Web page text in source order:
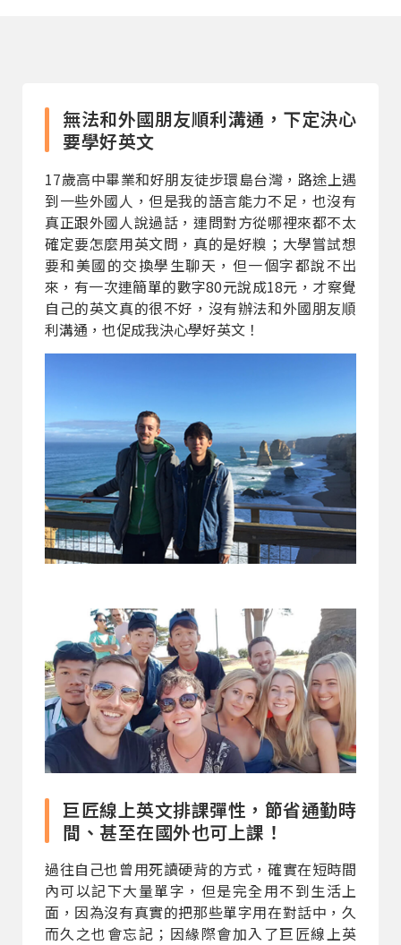
無法和外國朋友順利溝通，下定決心
要學好英文
17歲高中畢業和好朋友徒步環島台灣，路途上遇
到一些外國人，但是我的語言能力不足，也沒有
真正跟外國人說過話，連問對方從哪裡來都不太
確定要怎麼用英文問，真的是好糗；大學嘗試想
要和美國的交換學生聊天，但一個字都說不出
來，有一次連簡單的數字80元說成18元，才察覺
自己的英文真的很不好，沒有辦法和外國朋友順
利溝通，也促成我決心學好英文！
巨匠線上英文排課彈性，節省通勤時
間、甚至在國外也可上課！
過往自己也曾用死讀硬背的方式，確實在短時間
內可以記下大量單字，但是完全用不到生活上
面，因為沒有真實的把那些單字用在對話中，久
而久之也會忘記；因緣際會加入了巨匠線上英